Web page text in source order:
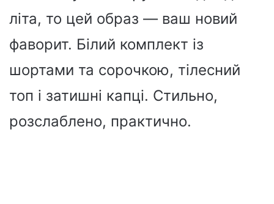
літа, то цей образ — ваш новий
фаворит. Білий комплект із
шортами та сорочкою, тілесний
топ і затишні капці. Стильно,
розслаблено, практично.